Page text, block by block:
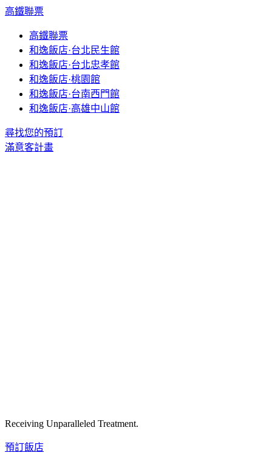
高鐵聯票
高鐵聯票
和逸飯店·台北民生館
和逸飯店·台北忠孝館
和逸飯店·桃園館
和逸飯店·台南西門館
和逸飯店·高雄中山館
尋找您的預訂
滿意客計畫
Receiving Unparalleled Treatment.
預訂飯店